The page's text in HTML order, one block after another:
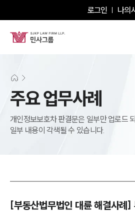
로그인 나의
주요 업무사례
개인정보보호차 판결문은 일부만 업로드
일부 내용이 각색될 수 있습니다.
[부동산법무법인 대륜 해결사례]